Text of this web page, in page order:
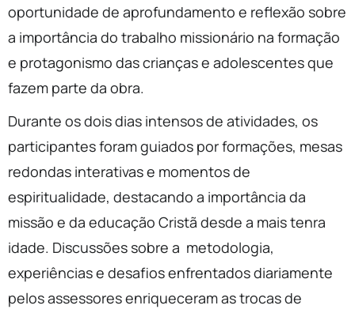
oportunidade de aprofundamento e reflexão sobre
a importância do trabalho missionário na formação
e protagonismo das crianças e adolescentes que
fazem parte da obra.
Durante os dois dias intensos de atividades, os
participantes foram guiados por formações, mesas
redondas interativas e momentos de
espiritualidade, destacando a importância da
missão e da educação Cristã desde a mais tenra
idade. Discussões sobre a metodologia,
experiências e desafios enfrentados diariamente
pelos assessores enriqueceram as trocas de